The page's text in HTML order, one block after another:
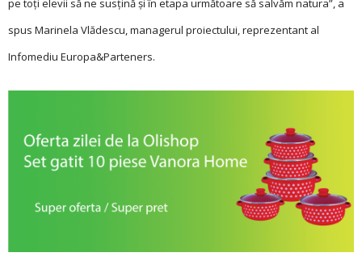
pe toți elevii să ne susțină și în etapa următoare să salvăm natura”, a
spus Marinela Vlădescu, managerul proiectului, reprezentant al
Infomediu Europa&Parteners.